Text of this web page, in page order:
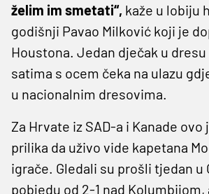
želim im smetati“, kaže u lobiju
godišnji Pavao Milković koji je
Houstona. Jedan dječak u
satima s ocem čeka na ulazu
u nacionalnim dresovima.
Za Hrvate iz SAD-a i Kanade
prilika da uživo vide kapetana
igrače. Gledali su prošli tjedan u
pobjedu od 2-1 nad Kolumbijom,